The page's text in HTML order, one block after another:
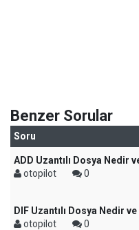
Benzer Sorular
Soru
ADD Uzantılı Dosya Nedir
otopilot
0
DIF Uzantılı Dosya Nedir
otopilot
0